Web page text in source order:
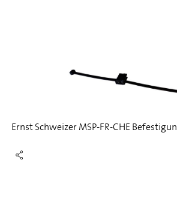
Ernst Schweizer MSP-FR-CHE